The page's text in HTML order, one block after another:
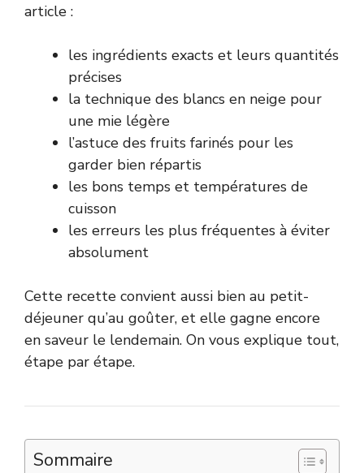
article :
les ingrédients exacts et leurs quantités
précises
la technique des blancs en neige pour
une mie légère
l’astuce des fruits farinés pour les
garder bien répartis
les bons temps et températures de
cuisson
les erreurs les plus fréquentes à éviter
absolument
Cette recette convient aussi bien au petit-
déjeuner qu’au goûter, et elle gagne encore
en saveur le lendemain. On vous explique tout,
étape par étape.
Sommaire